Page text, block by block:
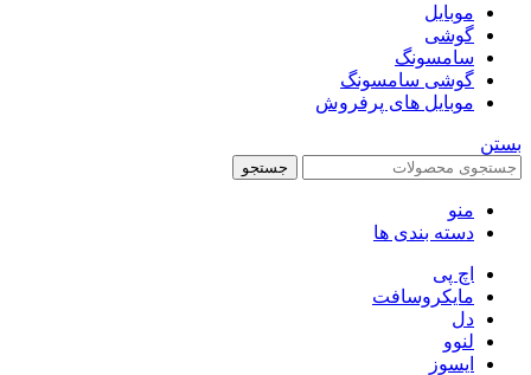
موبایل
گوشی
سامسونگ
گوشی سامسونگ
موبایل های پرفروش
بستن
جستجو
منو
دسته بندی ها
اچ پی
مایکروسافت
دل
لنوو
ایسوز